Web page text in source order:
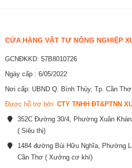
CỬA HÀNG VẬT TƯ NÔNG NGHIỆP
GCNĐKKD: 57B8010726
Ngày cấp : 6/05/2022
Nơi cấp: UBND Q. Bình Thủy, Tp. Cần Thơ
Được hỗ trợ bởi: CTY TNHH ĐT&PTNN
352C Đường 30/4, Phường Xuân
( Siêu thị)
1484 đường Bùi Hữu Nghĩa, Phường
Cần Thơ ( Xưởng cơ khí)